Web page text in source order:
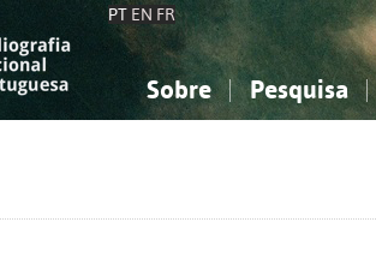
PT EN FR
Sobre Pesquisa